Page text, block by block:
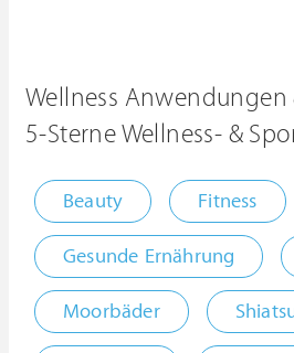
Wellness Anwendungen
5-Sterne Wellness- &
Beauty Fitness
Gesunde Ernährung
Moorbäder